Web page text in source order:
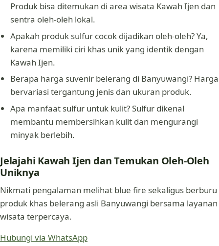
Produk bisa ditemukan di area wisata Kawah Ijen dan
sentra oleh-oleh lokal.
Apakah produk sulfur cocok dijadikan oleh-oleh? Ya,
karena memiliki ciri khas unik yang identik dengan
Kawah Ijen.
Berapa harga suvenir belerang di Banyuwangi? Harga
bervariasi tergantung jenis dan ukuran produk.
Apa manfaat sulfur untuk kulit? Sulfur dikenal
membantu membersihkan kulit dan mengurangi
minyak berlebih.
Jelajahi Kawah Ijen dan Temukan Oleh-Oleh
Uniknya
Nikmati pengalaman melihat blue fire sekaligus berburu
produk khas belerang asli Banyuwangi bersama layanan
wisata terpercaya.
Hubungi via WhatsApp